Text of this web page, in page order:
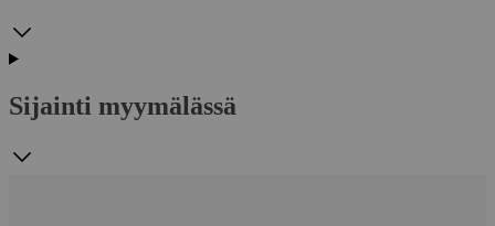
Sijainti myymälässä